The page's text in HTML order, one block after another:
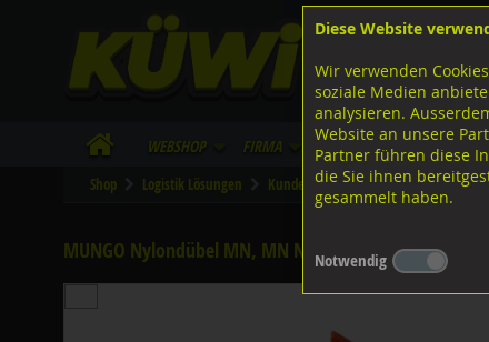
Lagerstrasse 8
Tel. 043 455 20 30
WebShop Firma Lieferinfo Infos/
Shop Logistik Lösungen Kundenteile Lager-Logistik
MUNGO Nylondübel MN, MN Nylon 14x70
Diese Website
Wir verwenden
soziale Medien
analysieren.
Website an unsere
Partner führen diese
die Sie ihnen
gesammelt haben.
Notwendig